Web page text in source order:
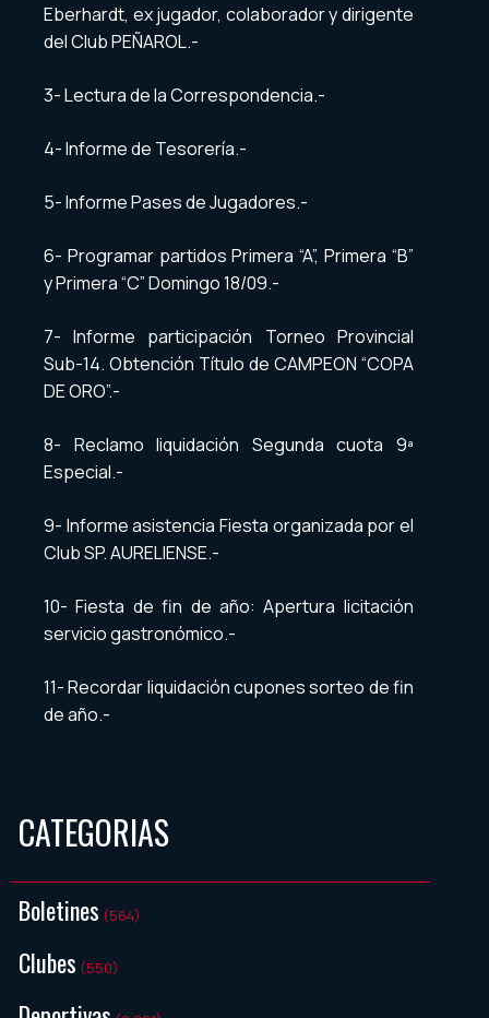
Eberhardt, ex jugador, colaborador y dirigente
del Club PEÑAROL.-
3- Lectura de la Correspondencia.-
4- Informe de Tesorería.-
5- Informe Pases de Jugadores.-
6- Programar partidos Primera “A”, Primera “B”
y Primera “C” Domingo 18/09.-
7- Informe participación Torneo Provincial
Sub-14. Obtención Título de CAMPEON “COPA
DE ORO”.-
8- Reclamo liquidación Segunda cuota 9ª
Especial.-
9- Informe asistencia Fiesta organizada por el
Club SP. AURELIENSE.-
10- Fiesta de fin de año: Apertura licitación
servicio gastronómico.-
11- Recordar liquidación cupones sorteo de fin
de año.-
CATEGORIAS
Boletines (564)
Clubes (550)